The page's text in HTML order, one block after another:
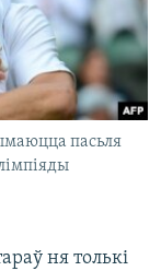
пасьля
ня толькі